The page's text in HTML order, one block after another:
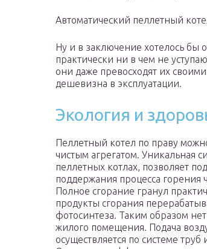
Автоматический пеллетный
Ну и в заключение хотелось бы
практически ни в чем не
они даже превосходят их
дешевизна в эксплуатации.
Экология и
Пеллетный котел по праву
чистым агрегатом. Уникальная
пеллетных котлах, позволяет
поддержания процесса горения
Полное сгорание гранул
продукты сгорания
фотосинтеза. Таким образом
жилого помещения. Подача
осуществляется по системе